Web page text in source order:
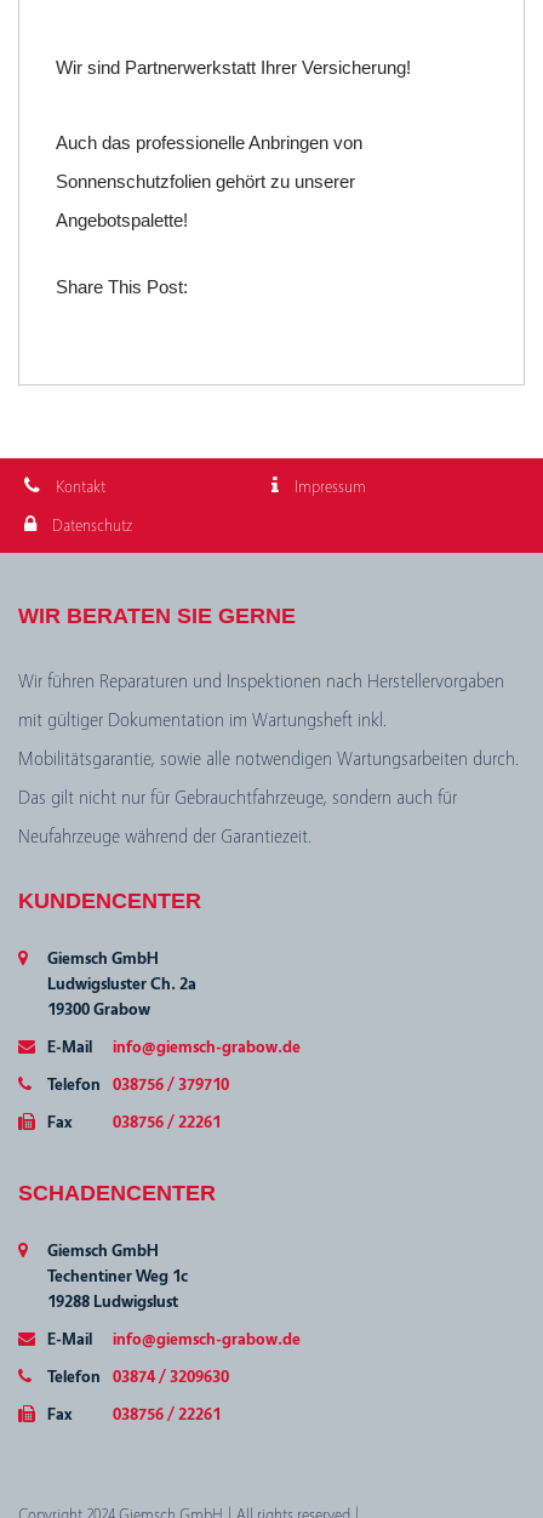
Wir sind Partnerwerkstatt Ihrer Versicherung!
Auch das professionelle Anbringen von
Sonnenschutzfolien gehört zu unserer
Angebotspalette!
Share This Post:
Kontakt
Impressum
Datenschutz
WIR BERATEN SIE GERNE
Wir führen Reparaturen und Inspektionen nach Herstellervorgaben
mit gültiger Dokumentation im Wartungsheft inkl.
Mobilitätsgarantie, sowie alle notwendigen Wartungsarbeiten durch.
Das gilt nicht nur für Gebrauchtfahrzeuge, sondern auch für
Neufahrzeuge während der Garantiezeit.
KUNDENCENTER
Giemsch GmbH
Ludwigsluster Ch. 2a
19300 Grabow
E-Mail
info@giemsch-grabow.de
Telefon
038756 / 379710
Fax
038756 / 22261
SCHADENCENTER
Giemsch GmbH
Techentiner Weg 1c
19288 Ludwigslust
E-Mail
info@giemsch-grabow.de
Telefon
03874 / 3209630
Fax
038756 / 22261